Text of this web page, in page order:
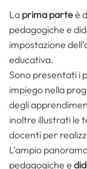
La prima parteè
pedagogiche e
impostazione
educativa.
Sono presentati i
impiego nella
degli
inoltre illustrati le
docenti per
L’ampio
pedagogiche e